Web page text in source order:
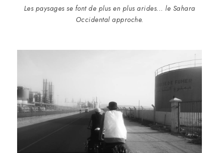
Les paysages se font de plus en plus arides... le Sahara
Occidental approche.